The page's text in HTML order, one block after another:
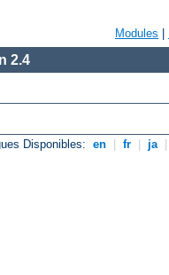
Modules
2.4
Disponibles: en fr ja